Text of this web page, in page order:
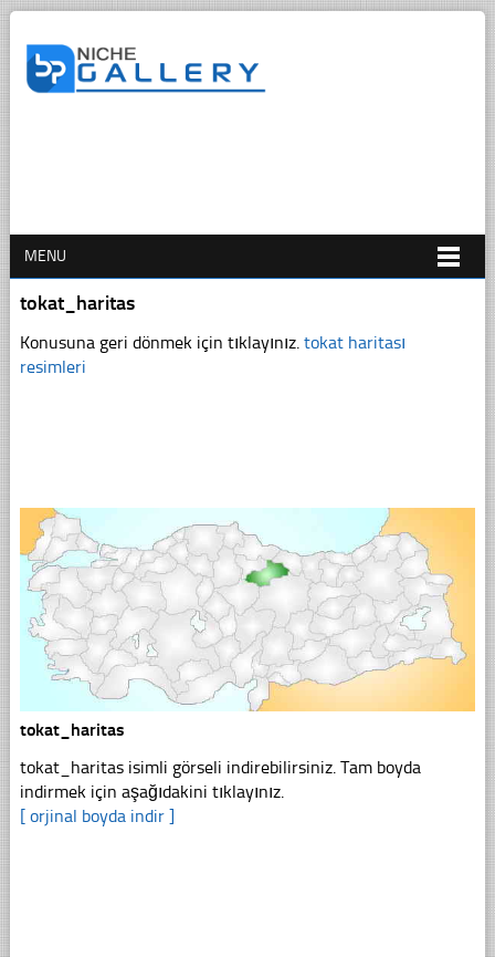
MENU
tokat_haritas
Konusuna geri dönmek için tıklayınız. tokat haritası
resimleri
tokat_haritas
tokat_haritas isimli görseli indirebilirsiniz. Tam boyda
indirmek için aşağıdakini tıklayınız.
[ orjinal boyda indir ]